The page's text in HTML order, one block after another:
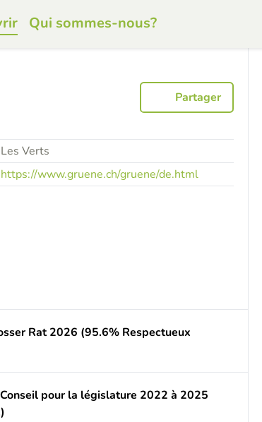
Qui sommes-nous?
Partager
Les Verts
https://www.gruene.ch/gruene/de.html
Rat 2026 (95.6% Respectueux
pour la législature 2022 à 2025